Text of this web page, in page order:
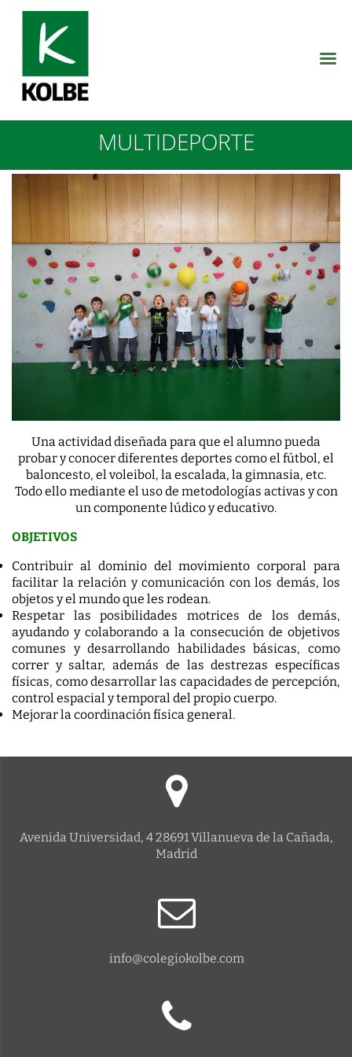
MULTIDEPORTE
Una actividad diseñada para que el alumno pueda
probar y conocer diferentes deportes como el fútbol, el
baloncesto, el voleibol, la escalada, la gimnasia, etc.
Todo ello mediante el uso de metodologías activas y con
un componente lúdico y educativo.
OBJETIVOS
Contribuir al dominio del movimiento corporal para
facilitar la relación y comunicación con los demás, los
objetos y el mundo que les rodean.
Respetar las posibilidades motrices de los demás,
ayudando y colaborando a la consecución de objetivos
comunes y desarrollando habilidades básicas, como
correr y saltar, además de las destrezas específicas
físicas, como desarrollar las capacidades de percepción,
control espacial y temporal del propio cuerpo.
Mejorar la coordinación física general.
Avenida Universidad, 4 28691 Villanueva de la Cañada,
Madrid
info@colegiokolbe.com